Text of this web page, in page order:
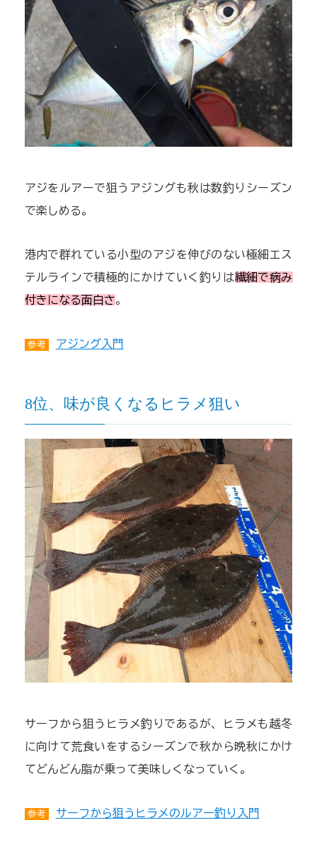
アジをルアーで狙うアジングも秋は数釣りシーズン
で楽しめる。
港内で群れている小型のアジを伸びのない極細エス
テルラインで積極的にかけていく釣りは繊細で病み
付きになる面白さ。
参考 アジング入門
8位、味が良くなるヒラメ狙い
サーフから狙うヒラメ釣りであるが、ヒラメも越冬
に向けて荒食いをするシーズンで秋から晩秋にかけ
てどんどん脂が乗って美味しくなっていく。
参考 サーフから狙うヒラメのルアー釣り入門